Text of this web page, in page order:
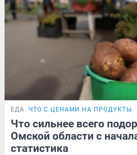
ЕДА ЧТО С ЦЕНАМИ НА ПРОДУКТЫ
Что сильнее всего
Омской области с
статистика